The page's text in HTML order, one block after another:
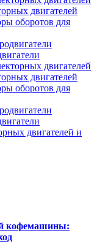
двигателей
оборотов для
двигателей
двигателей
оборотов для
двигателей и
кофемашины: